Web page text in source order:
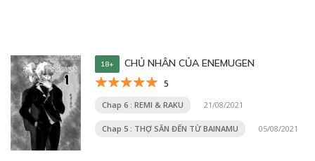
18+ CHỦ NHÂN CỦA ENEMUGEN
5
Chap 6 : REMI & RAKU 21/08/2021
Chap 5 : THỢ SĂN ĐẾN TỪ BAINAMU 05/08/2021